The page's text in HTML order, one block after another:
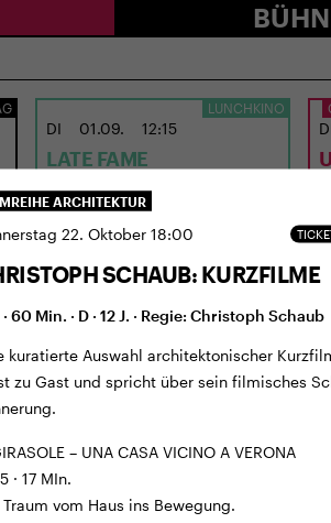
LUNCHKINO
DI 01.09. 12:15
LATE FAME
Regie: Kent Jones
ARCHITEKTUR
22. Oktober 18:00
SCHAUB: KURZFILME
· 60 Min. · D · 12 J. · Regie: Christoph Schaub
kuratierte Auswahl architektonischer
zu Gast und spricht über sein filmisches
– UNA CASA VICINO A VERONA
· 17 MIn.
Traum vom Haus ins Bewegung.